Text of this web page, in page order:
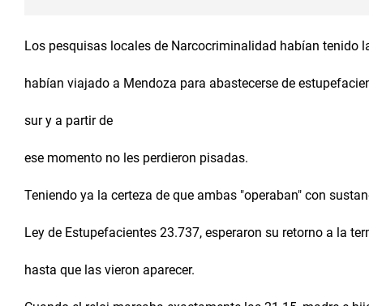
Los pesquisas locales de Narcocriminalidad habían tenido
habían viajado a Mendoza para abastecerse de
sur y a partir de
ese momento no les perdieron pisadas.
Teniendo ya la certeza de que ambas "operaban" con
Ley de Estupefacientes 23.737, esperaron su retorno a la
hasta que las vieron aparecer.